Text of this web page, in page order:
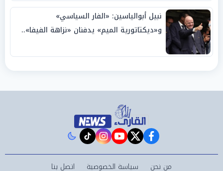
نبيل أبوالياسين: «الفار السياسي»
و«ديكتاتورية الميم» يدفنان «نزاهة الفيفا»..
facebook
twitter
youtube
instagram
tiktok
من نحن سياسة الخصوصية اتصل بنا